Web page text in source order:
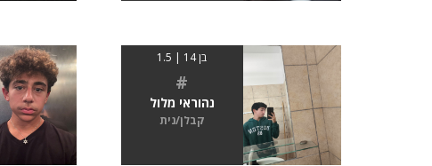
בן 14 | 1.5
#
נהוראי מלול
קבלן/נית